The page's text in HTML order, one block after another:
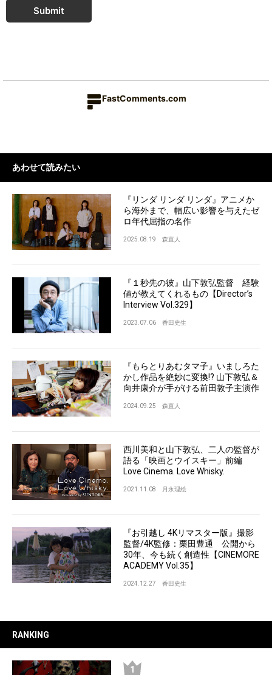
Submit
FastComments.com
あわせて読みたい
『リンダ リンダ リンダ』アニメか
ら海外まで、幅広い影響を与えたゼ
ロ年代屈指の名作
2025.08.19 森直人
『１秒先の彼』山下敦弘監督 経験
値が教えてくれるもの【Director’s
Interview Vol.329】
2023.07.06 香田史生
『もらとりあむタマ子』いましろた
かし作品を絶妙に変換!? 山下敦弘＆
向井康介が手がける前田敦子主演作
2024.09.25 森直人
西川美和と山下敦弘、二人の監督が
語る「映画とウイスキー」前編
Love Cinema. Love Whisky.
2021.11.08 月永理絵
『お引越し 4Kリマスター版』撮影
監督/4K監修：栗田豊通 公開から
30年、今も続く創造性【CINEMORE
ACADEMY Vol.35】
2024.12.27 香田史生
RANKING